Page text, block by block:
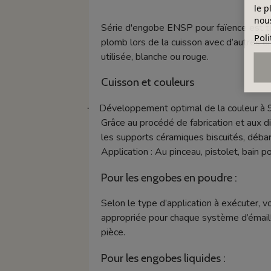
Série d'engobe ENSP pour faïence est
plomb lors de la cuisson avec d’autres
utilisée, blanche ou rouge.
Cuisson et couleurs
·
Développement optimal de la couleur à
Grâce au procédé de fabrication et aux
les supports céramiques biscuités,
Application : Au pinceau, pistolet, bain
Pour les engobes en poudre :
Selon le type d’application à exécuter,
appropriée pour chaque système
pièce.
Pour les engobes liquides :
le